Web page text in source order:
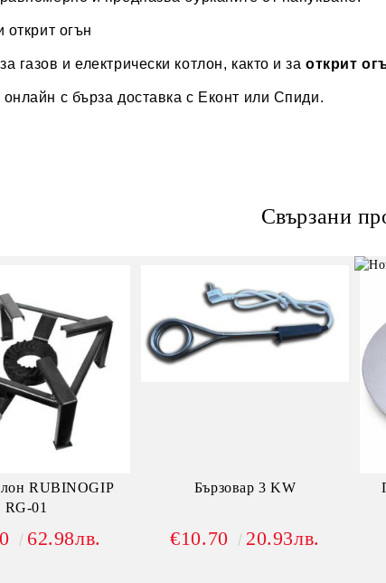
открит огън
газов и електрически котлон, както и заоткрит
с бърза доставка с Еконт или Спиди.
Свързани
RUBINOGIP
RG-01
62.98лв.
Бързовар 3 KW
€10.70 20.93лв.